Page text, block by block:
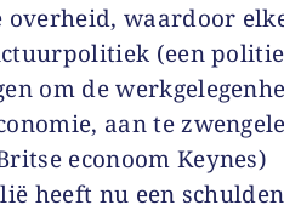
overheid, waardoor
(een
om de
aan te
econoom Keynes)
heeft nu een